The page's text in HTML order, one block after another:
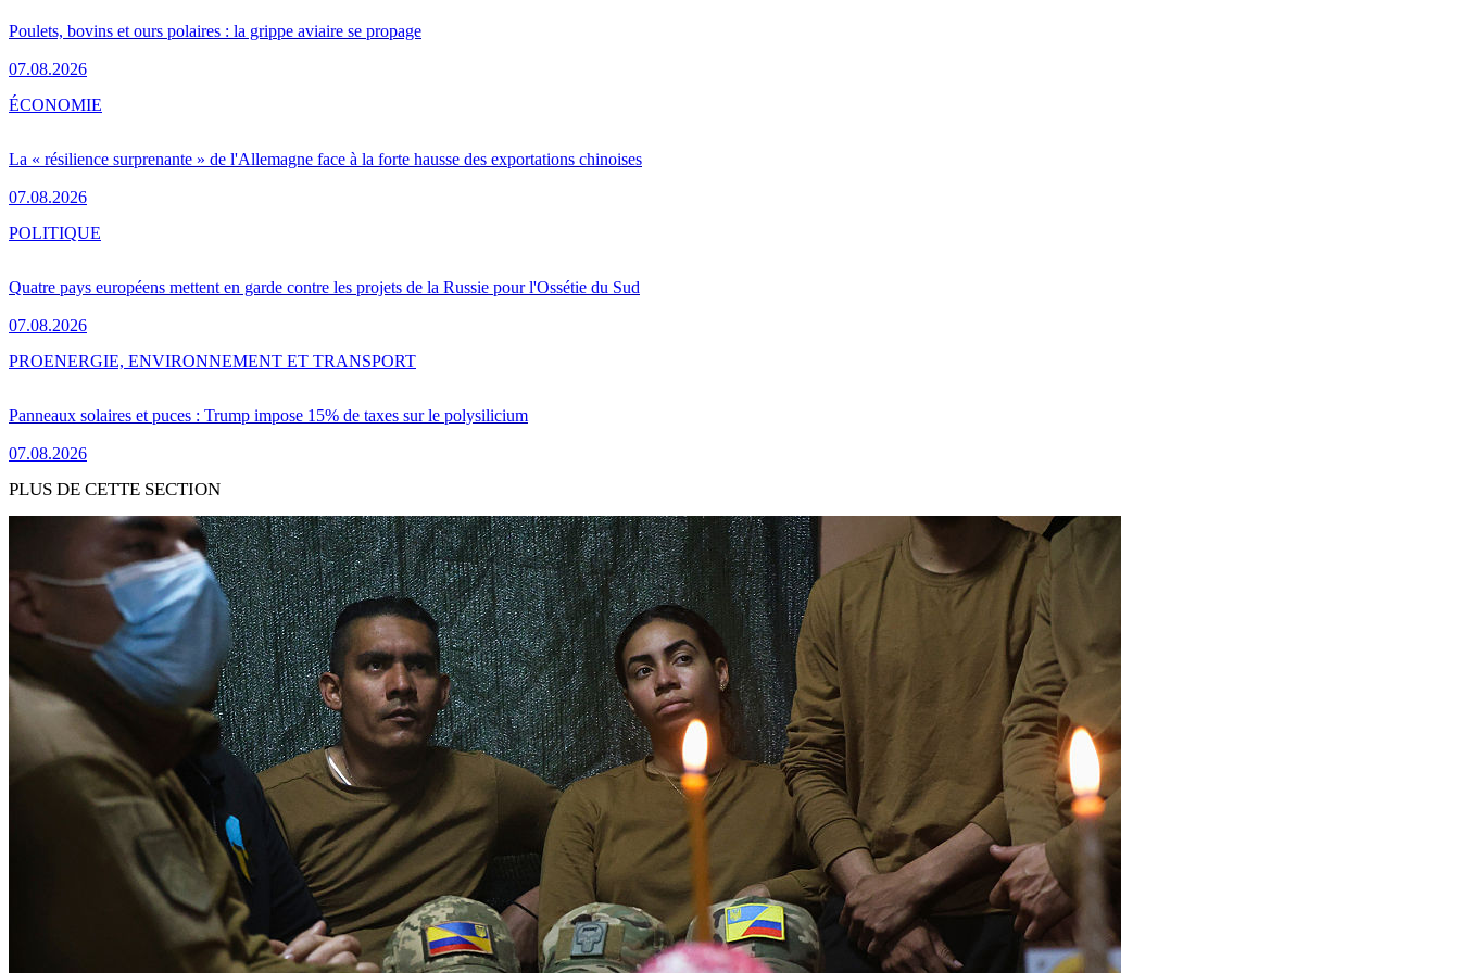
Poulets, bovins et ours polaires : la grippe aviaire se propage
07.08.2026
La « résilience surprenante » de l'Allemagne face à la forte hausse des exportations chinoises
07.08.2026
ÉCONOMIE
Quatre pays européens mettent en garde contre les projets de la Russie pour l'Ossétie du Sud
07.08.2026
POLITIQUE
Panneaux solaires et puces : Trump impose 15% de taxes sur le polysilicium
07.08.2026
PROENERGIE, ENVIRONNEMENT ET TRANSPORT
PLUS DE CETTE SECTION